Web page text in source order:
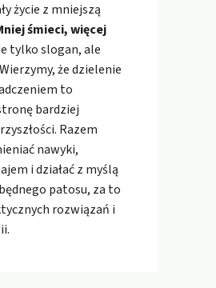
życie z mniejszą
śmieci, więcej
tylko slogan, ale
że dzielenie
to
bardziej
Razem
nawyki,
i działać z myślą
patosu, za to
rozwiązań i